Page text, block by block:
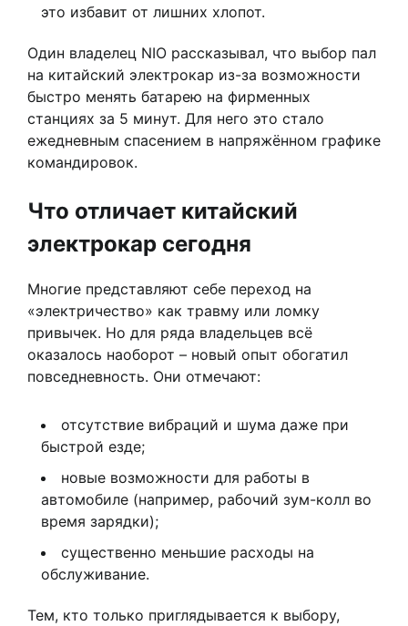
это избавит от лишних хлопот.
Один владелец NIO рассказывал, что выбор пал
на китайский электрокар из-за возможности
быстро менять батарею на фирменных
станциях за 5 минут. Для него это стало
ежедневным спасением в напряжённом графике
командировок.
Что отличает китайский
электрокар сегодня
Многие представляют себе переход на
«электричество» как травму или ломку
привычек. Но для ряда владельцев всё
оказалось наоборот – новый опыт обогатил
повседневность. Они отмечают:
отсутствие вибраций и шума даже при
быстрой езде;
новые возможности для работы в
автомобиле (например, рабочий зум-колл во
время зарядки);
существенно меньшие расходы на
обслуживание.
Тем, кто только приглядывается к выбору,